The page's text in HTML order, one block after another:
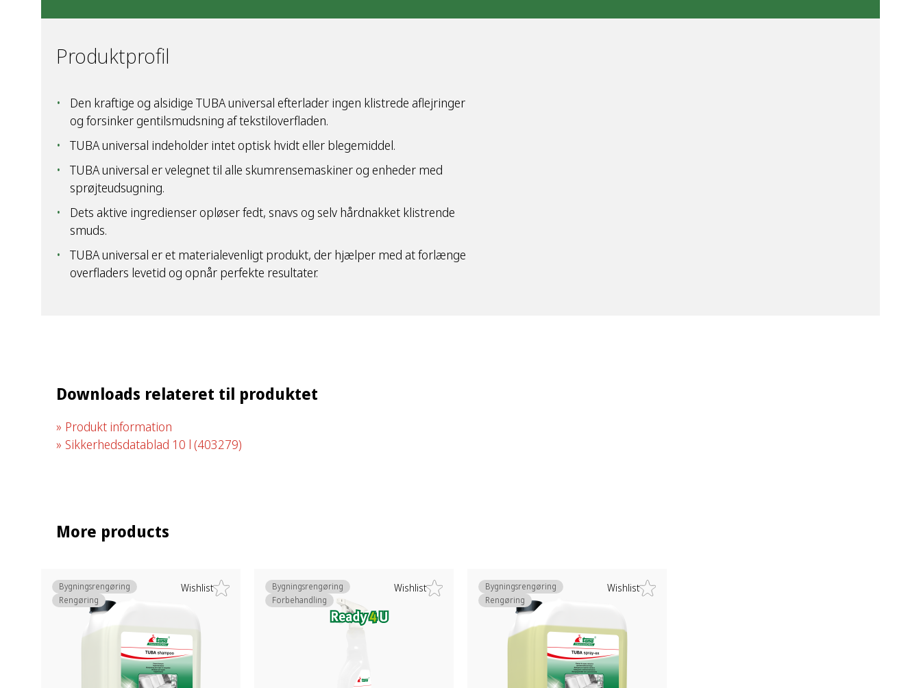
Produktprofil
Den kraftige og alsidige TUBA universal efterlader ingen klistrede aflejringer
og forsinker gentilsmudsning af tekstiloverfladen.
TUBA universal indeholder intet optisk hvidt eller blegemiddel.
TUBA universal er velegnet til alle skumrensemaskiner og enheder med
sprøjteudsugning.
Dets aktive ingredienser opløser fedt, snavs og selv hårdnakket klistrende
smuds.
TUBA universal er et materialevenligt produkt, der hjælper med at forlænge
overfladers levetid og opnår perfekte resultater.
Downloads relateret til produktet
Produkt information
Sikkerhedsdatablad 10 l (403279)
More products
Wishlist
Bygningsrengøring
Rengøring
Wishlist
Bygningsrengøring
Forbehandling
Wishlist
Bygningsrengøring
Rengøring